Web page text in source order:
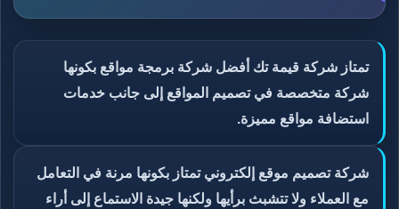
تمتاز شركة قيمة تك أفضل شركة برمجة مواقع بكونها
شركة متخصصة في تصميم المواقع إلى جانب خدمات
استضافة مواقع مميزة.
شركة تصميم موقع إلكتروني تمتاز بكونها مرنة في التعامل
مع العملاء ولا تتشبث برأيها ولكنها جيدة الاستماع إلى أراء